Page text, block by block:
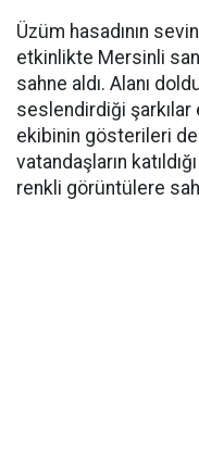
Üzüm hasadının
etkinlikte Mersinli
sahne aldı. Alanı
seslendirdiği şarkılar
ekibinin gösterileri de
vatandaşların
renkli görüntülere